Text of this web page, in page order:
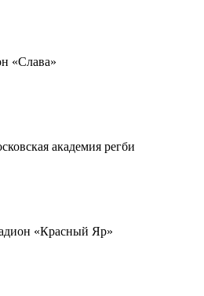
«Слава»
академия регби
«Красный Яр»